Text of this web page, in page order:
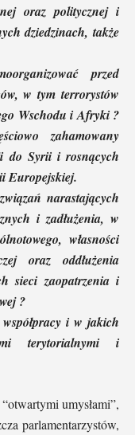
oraz politycznej i
dziedzinach, także
przed
w tym terrorystów
Wschodu i Afryki ?
zahamowany
do Syrii i rosnących
Europejskiej.
narastających
i zadłużenia, w
własności
oraz oddłużenia
sieci zaopatrzenia i
?
i w jakich
terytorialnymi i
umysłami”,
parlamentarzystów,